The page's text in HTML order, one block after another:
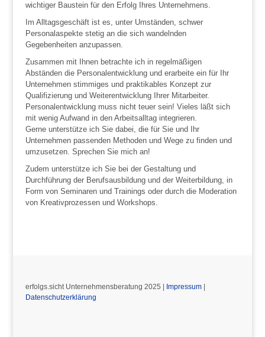
wichtiger Baustein für den Erfolg Ihres Unternehmens.
Im Alltagsgeschäft ist es, unter Umständen, schwer
Personalaspekte stetig an die sich wandelnden
Gegebenheiten anzupassen.
Zusammen mit Ihnen betrachte ich in regelmäßigen
Abständen die Personalentwicklung und erarbeite ein für Ihr
Unternehmen stimmiges und praktikables Konzept zur
Qualifizierung und Weiterentwicklung Ihrer Mitarbeiter.
Personalentwicklung muss nicht teuer sein! Vieles läßt sich
mit wenig Aufwand in den Arbeitsalltag integrieren.
Gerne unterstütze ich Sie dabei, die für Sie und Ihr
Unternehmen passenden Methoden und Wege zu finden und
umzusetzen. Sprechen Sie mich an!
Zudem unterstütze ich Sie bei der Gestaltung und
Durchführung der Berufsausbildung und der Weiterbildung, in
Form von Seminaren und Trainings oder durch die Moderation
von Kreativprozessen und Workshops.
erfolgs.sicht Unternehmensberatung 2025 | Impressum|
Datenschutzerklärung